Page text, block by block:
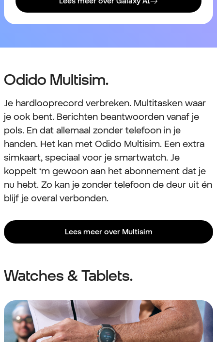
Odido Multisim.
Je hardlooprecord verbreken. Multitasken waar
je ook bent. Berichten beantwoorden vanaf je
pols. En dat allemaal zonder telefoon in je
handen. Het kan met Odido Multisim. Een extra
simkaart, speciaal voor je smartwatch. Je
koppelt ‘m gewoon aan het abonnement dat je
nu hebt. Zo kan je zonder telefoon de deur uit én
blijf je overal verbonden.
Lees meer over Multisim
Watches & Tablets.